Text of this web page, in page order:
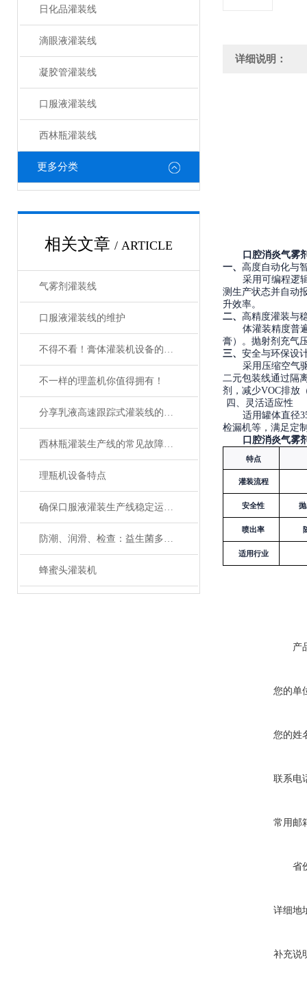
日化品灌装线
滴眼液灌装线
凝胶管灌装线
口服液灌装线
西林瓶灌装线
更多分类
相关文章 / ARTICLE
气雾剂灌装线
口服液灌装线的维护
不得不看！膏体灌装机设备的优势让人眼前一亮！
不一样的理盖机你值得拥有！
分享乳液高速跟踪式灌装线的维护方法
西林瓶灌装生产线的常见故障及解决方法有哪些？
理瓶机设备特点
确保口服液灌装生产线稳定运行的关键措施
防潮、润滑、检查：益生菌多列包装机维护三大关键词
蜂蜜头灌装机
详细说明：
口腔消炎气雾
一、 高度自动化与
采用可编程逻
测生产状态并自动
升效率。
二、 高精度灌装与
体灌装精度普
膏）。抛射剂充气
三、 安全与环保设
采用压缩空气
二元包装线通过隔
剂，减少VOC排放
四、
灵活适应性
适用罐体直径
检漏机等，满足定
口腔消炎气雾
特点
灌装流程
安全性
喷出率
适用行业
产
您的单
您的姓
联系电
常用邮
省
详细地
补充说